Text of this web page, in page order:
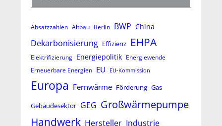
Absatzzahlen Altbau Berlin BWP China
Dekarbonisierung Effizienz EHPA
Elektrifizierung Energiepolitik Energiewende
Erneuerbare Energien EU EU-Kommission
Europa Fernwärme Förderung Gas
Gebäudesektor GEG Großwärmepumpe
Handwerk Hersteller Industrie